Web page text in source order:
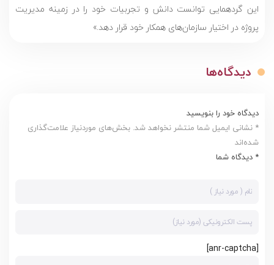
این گردهمایی توانست دانش و تجربیات خود را در زمینه مدیریت
پروژه در اختیار سازمان‌های همکار خود قرار دهد.»
دیدگاه‌ها
دیدگاه خود را بنویسید
* نشانی ایمیل شما منتشر نخواهد شد. بخش‌های موردنیاز علامت‌گذاری
شده‌اند
* دیدگاه شما
[anr-captcha]